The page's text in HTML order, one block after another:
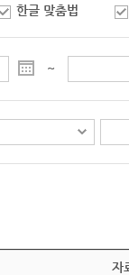
한글 맞춤법
~
자